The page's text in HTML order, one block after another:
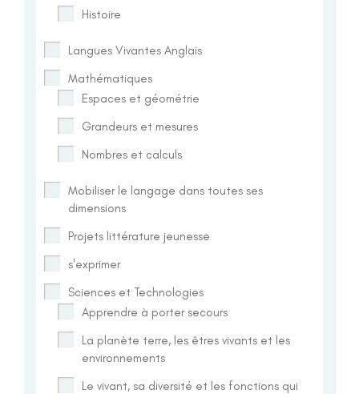
Histoire
Langues Vivantes Anglais
Mathématiques
Espaces et géométrie
Grandeurs et mesures
Nombres et calculs
Mobiliser le langage dans toutes ses
dimensions
Projets littérature jeunesse
s'exprimer
Sciences et Technologies
Apprendre à porter secours
La planète terre, les êtres vivants et les
environnements
Le vivant, sa diversité et les fonctions qui